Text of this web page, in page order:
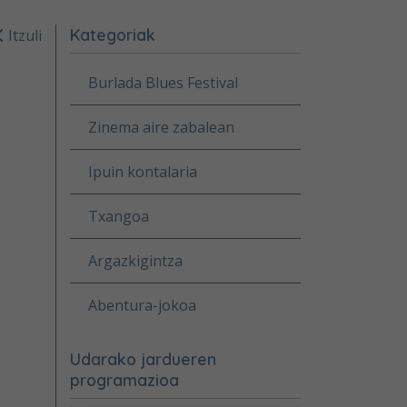
Itzuli Kategoriak
Burlada Blues Festival
Zinema aire zabalean
Ipuin kontalaria
Txangoa
Argazkigintza
Abentura-jokoa
Udarako jardueren
programazioa